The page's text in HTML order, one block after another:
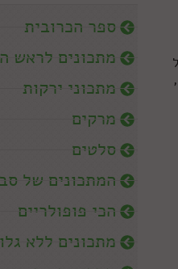
ספר הכרובית
מתכונים לראש
מתכוני ירקות
מרקים
סלטים
המתכונים של
הכי פופולריים
מתכונים ללא